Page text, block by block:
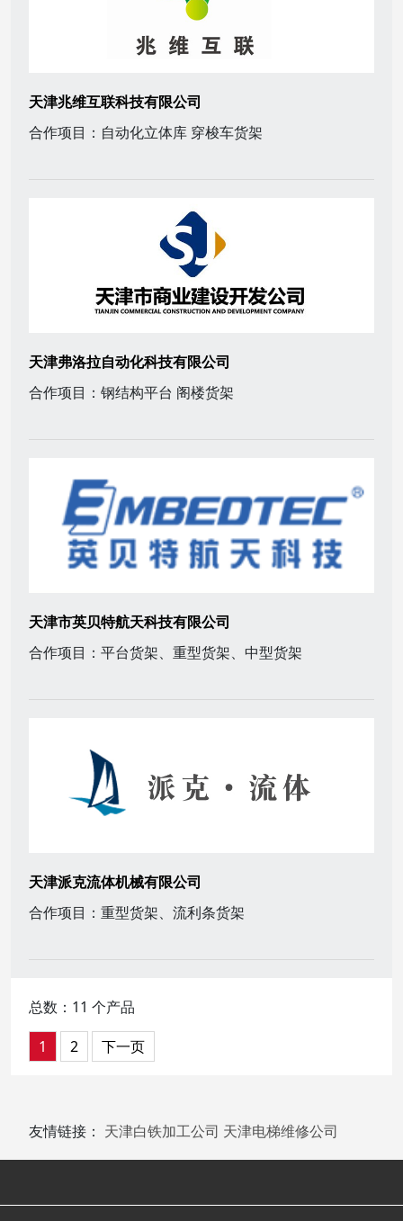
天津兆维互联科技有限公司
合作项目：自动化立体库 穿梭车货架
天津弗洛拉自动化科技有限公司
合作项目：钢结构平台 阁楼货架
天津市英贝特航天科技有限公司
合作项目：平台货架、重型货架、中型货架
天津派克流体机械有限公司
合作项目：重型货架、流利条货架
总数：11 个产品
1
2 下一页
友情链接： 天津白铁加工公司 天津电梯维修公司